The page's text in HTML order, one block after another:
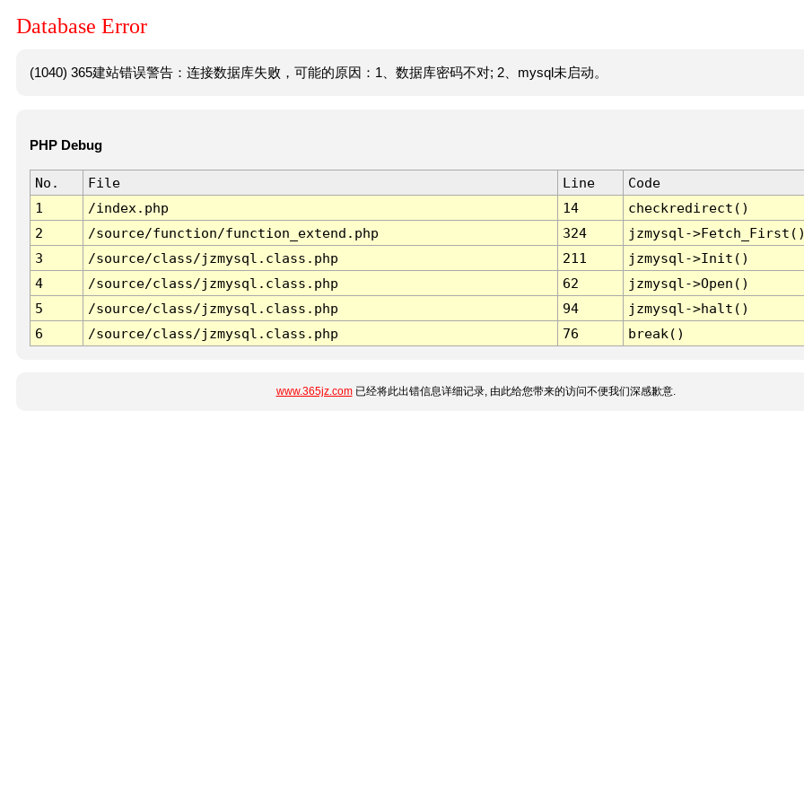
Database Error
(1040) 365建站错误警告：连接数据库失败，可能的原因：1、数据库密码不对; 2、mysql未启动。
PHP Debug
No. File Line
Code
1
/index.php 14
checkredirect()
2
/source/function/function_extend.php 324
jzmysql-
3
/source/class/jzmysql.class.php 211
jzmysql->Init()
4
/source/class/jzmysql.class.php 62
jzmysql->Open()
5
/source/class/jzmysql.class.php 94
jzmysql->halt()
6
/source/class/jzmysql.class.php 76 break()
www.365jz.com已经将此出错信息详细记录, 由此给您带来的访问不便我们深感歉意.